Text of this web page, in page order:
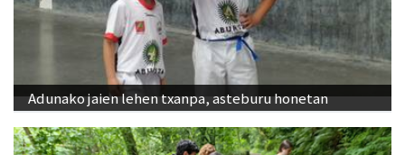
Adunako jaien lehen txanpa, asteburu honetan